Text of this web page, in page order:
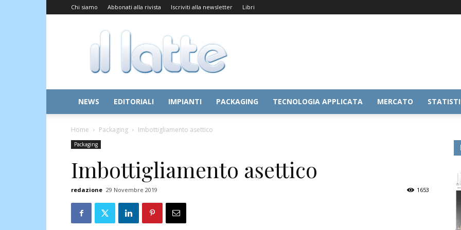
Chi siamo Abbonati alla rivista Iscriviti alla newsletter Libri
Il
Latte
NEWS EDITORIALI IMPIANTI PACKAGING TECNOLOGIA APPLICATA MERCATO
Home Packaging Imbottigliamento asettico
Packaging
Imbottigliamento asettico
redazione 29 Novembre 2019 1653